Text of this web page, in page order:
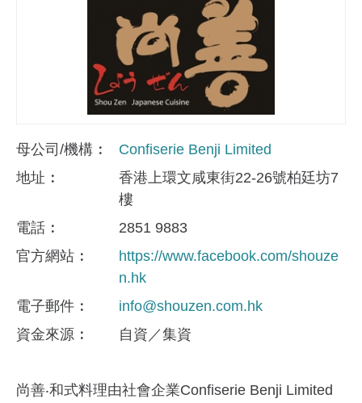
母公司/機構
Confiserie Benji Limited
地址
香港上環文咸東街22-26號柏廷坊7
樓
電話
2851 9883
官方網站
https://www.facebook.com/shouze
n.hk
電子郵件
info@shouzen.com.hk
資金來​源
自資／集資
尚善‧和式料理由社會企業Confiserie Benji Limited